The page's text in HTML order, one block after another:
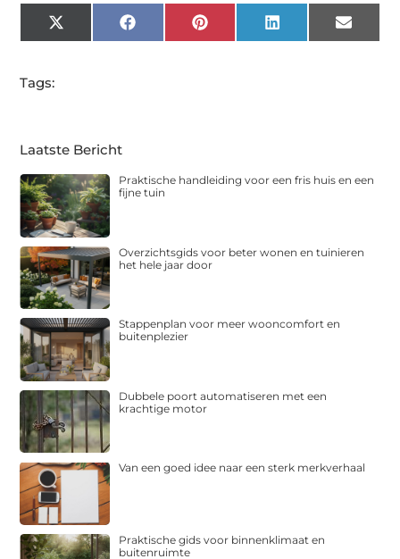
FacebookPinterest LinkedIn Email
Tags:
Laatste Bericht
Praktische handleiding voor een fris huis en een
fijne tuin
Overzichtsgids voor beter wonen en tuinieren
het hele jaar door
Stappenplan voor meer wooncomfort en
buitenplezier
Dubbele poort automatiseren met een
krachtige motor
Van een goed idee naar een sterk merkverhaal
Praktische gids voor binnenklimaat en
buitenruimte